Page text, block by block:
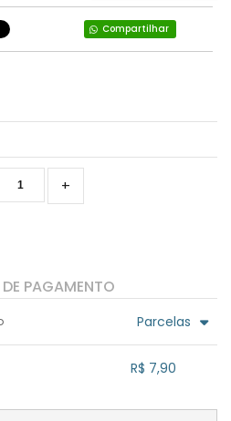
Compartilhar
+
PAGAMENTO
Parcelas
R$ 7,90
....